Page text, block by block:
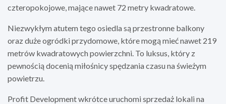
czteropokojowe, mające nawet 72 metry kwadratowe.
Niezwykłym atutem tego osiedla są przestronne balkony
oraz duże ogródki przydomowe, które mogą mieć nawet 219
metrów kwadratowych powierzchni. To luksus, który z
pewnością docenią miłośnicy spędzania czasu na świeżym
powietrzu.
Profit Development wkrótce uruchomi sprzedaż lokali na